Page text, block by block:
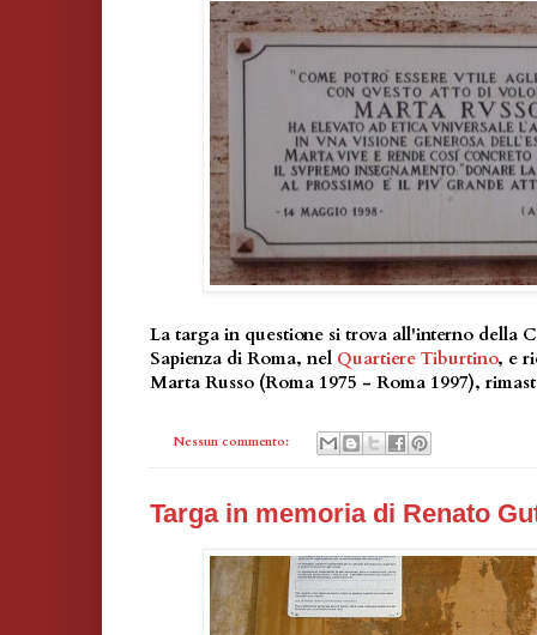
La targa in questione si trova all'interno della
Sapienza di Roma, nel Quartiere Tiburtino, e
Marta Russo (Roma 1975 - Roma 1997),
Nessun commento:
Targa in memoria di Renato